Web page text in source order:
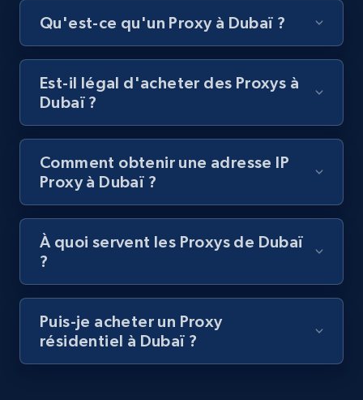
Qu'est-ce qu'un Proxy à Dubaï ?
Est-il légal d'acheter des Proxys à
Dubaï ?
Comment obtenir une adresse IP
Proxy à Dubaï ?
À quoi servent les Proxys de Dubaï
?
Puis-je acheter un Proxy
résidentiel à Dubaï ?